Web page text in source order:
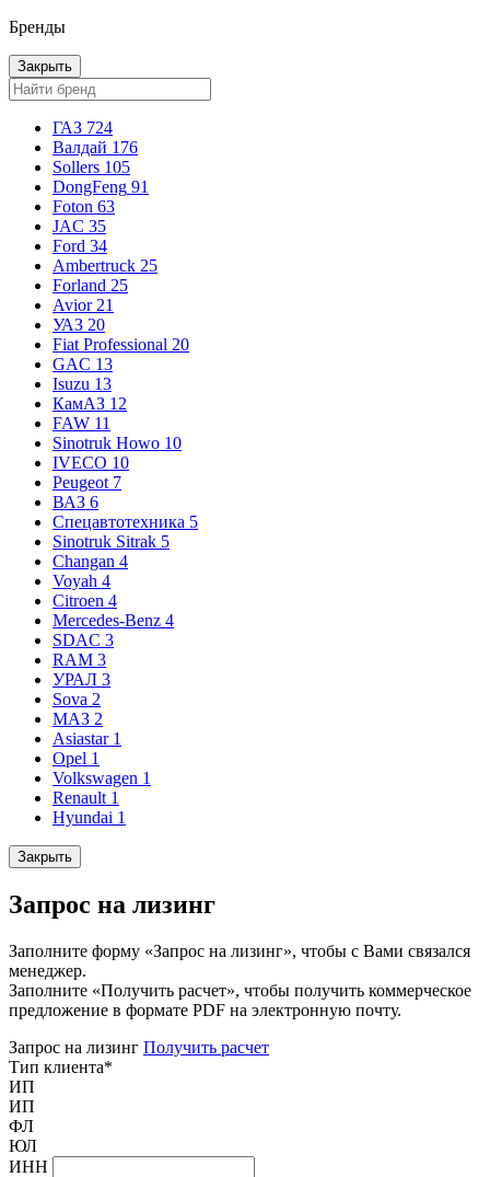
Бренды
Закрыть
ГАЗ 724
Валдай 176
Sollers 105
DongFeng 91
Foton 63
JAC 35
Ford 34
Ambertruck 25
Forland 25
Avior 21
УАЗ 20
Fiat Professional 20
GAC 13
Isuzu 13
КамАЗ 12
FAW 11
Sinotruk Howo 10
IVECO 10
Peugeot 7
ВАЗ 6
Спецавтотехника 5
Sinotruk Sitrak 5
Changan 4
Voyah 4
Citroen 4
Mercedes-Benz 4
SDAC 3
RAM 3
УРАЛ 3
Sova 2
МАЗ 2
Asiastar 1
Opel 1
Volkswagen 1
Renault 1
Hyundai 1
Закрыть
Запрос на лизинг
Заполните форму «Запрос на лизинг», чтобы с Вами связался
менеджер.
Заполните «Получить расчет», чтобы получить коммерческое
предложение в формате PDF на электронную почту.
Запрос на лизинг Получить расчет
Тип клиента*
ИП
ИП
ФЛ
ЮЛ
ИНН